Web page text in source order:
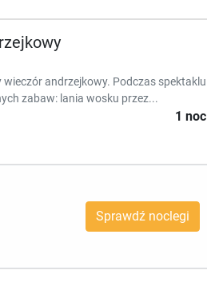
andrzejkowy. Podczas spektaklu
zabaw: lania wosku przez...
1 noc
Sprawdź noclegi